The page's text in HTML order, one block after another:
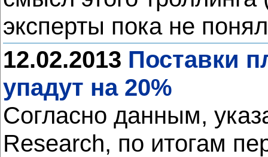
эксперты пока не
12.02.2013 Поставки
упадут на 20%
Согласно данным,
Research, по итогам